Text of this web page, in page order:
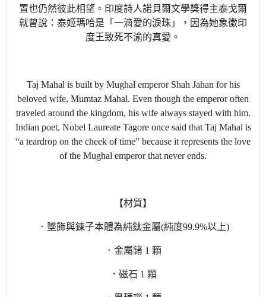
置也仍然彼此相望。印度詩人諾貝爾文學獎得主泰戈爾
就曾說：泰姬瑪哈是「一滴愛的淚珠」，因為她象徵印
度王致死不渝的真愛。
Taj Mahal is built by Mughal emperor Shah Jahan for his
beloved wife, Mumtaz Mahal. Even though the emperor often
traveled around the kingdom, his wife always stayed with him.
Indian poet, Nobel Laureate Tagore once said that Taj Mahal is
“a teardrop on the cheek of time” because it represents the love
of the Mughal emperor that never ends.
【材質】
．墜飾與鍊子本體為純鈦金屬(純度99.9%以上)
．金屬鍺 1 顆
．磁石 1 顆